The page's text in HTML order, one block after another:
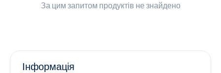
Всі продукти
За цим запитом продуктів не знайдено
Інформація